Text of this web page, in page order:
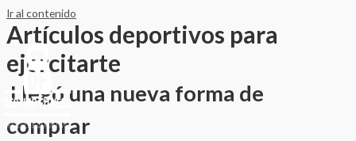
Ir al contenido
Artículos deportivos para
ejercitarte
Llegó una nueva forma de
comprar